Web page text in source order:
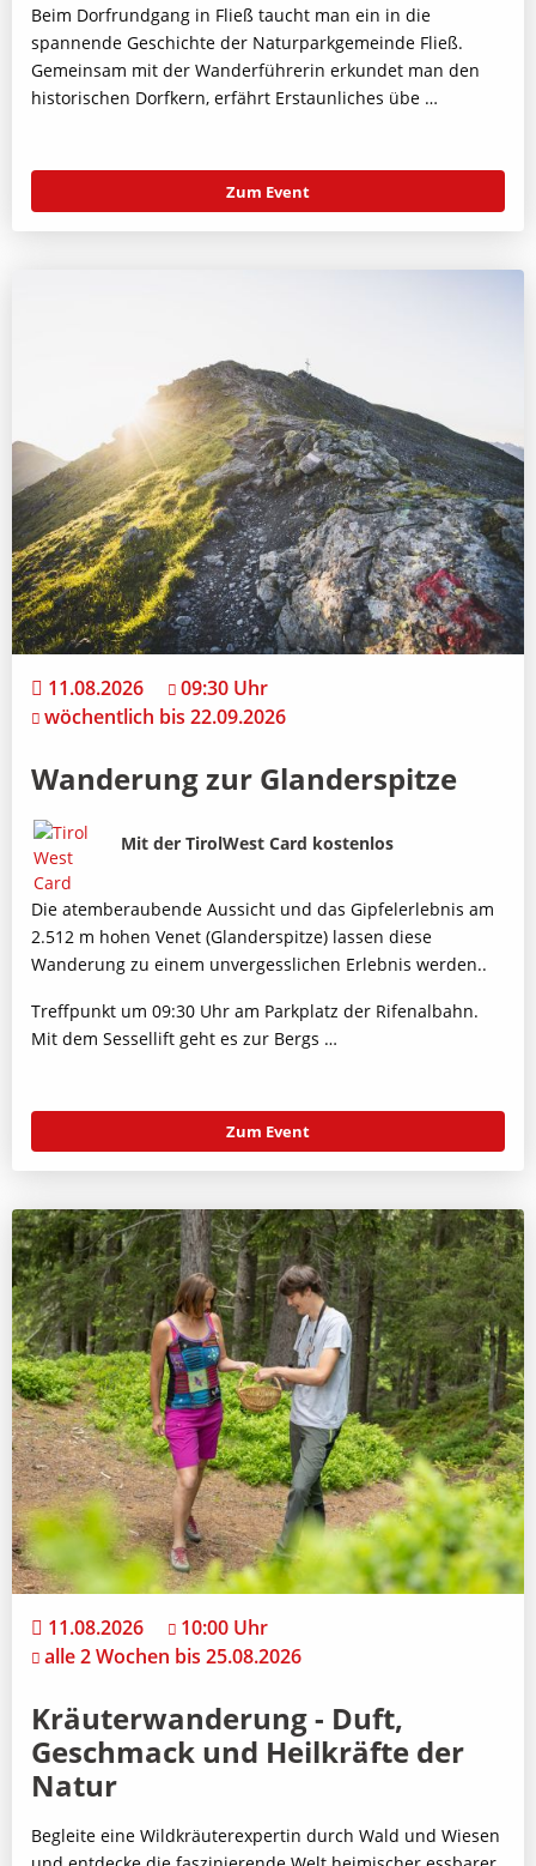
Beim Dorfrundgang in Fließ taucht man ein in die
spannende Geschichte der Naturparkgemeinde Fließ.
Gemeinsam mit der Wanderführerin erkundet man den
historischen Dorfkern, erfährt Erstaunliches übe …
Zum Event
11.08.2026
09:30 Uhr
wöchentlich bis 22.09.2026
Wanderung zur Glanderspitze
Bild
Beschreibung
Mit der TirolWest Card kostenlos
Die atemberaubende Aussicht und das Gipfelerlebnis am
2.512 m hohen Venet (Glanderspitze) lassen diese
Wanderung zu einem unvergesslichen Erlebnis werden..
Treffpunkt um 09:30 Uhr am Parkplatz der Rifenalbahn.
Mit dem Sessellift geht es zur Bergs …
Zum Event
11.08.2026
10:00 Uhr
alle 2 Wochen bis 25.08.2026
Kräuterwanderung - Duft,
Geschmack und Heilkräfte der
Natur
Begleite eine Wildkräuterexpertin durch Wald und Wiesen